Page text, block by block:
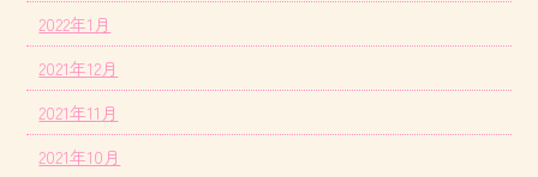
2022年1月
2021年12月
2021年11月
2021年10月